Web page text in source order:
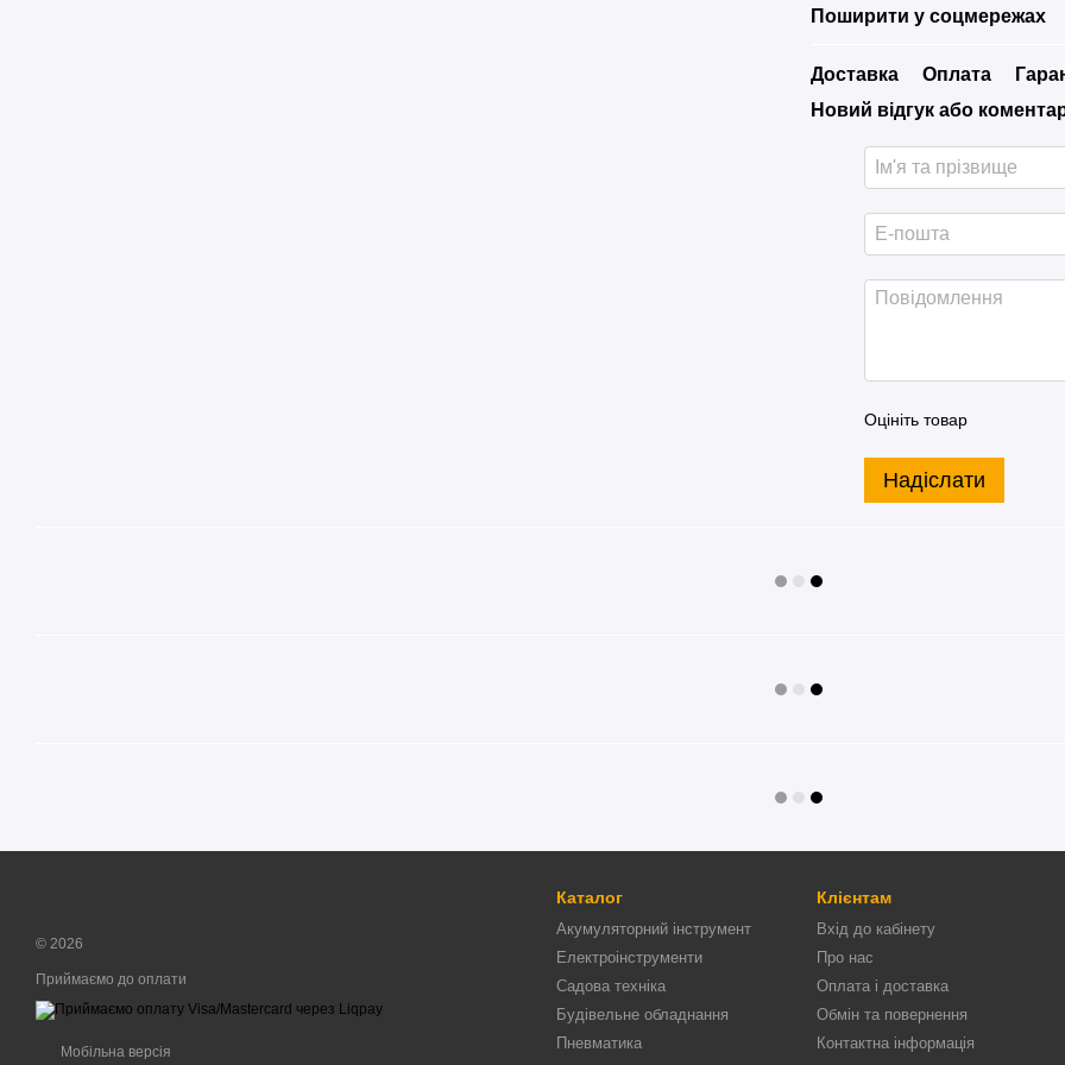
Поширити у соцмережах
Доставка Оплата
Новий відгук або
Оцініть товар
Надіслати
© 2026
Приймаємо до оплати
Мобільна версія
Каталог
Акумуляторний інструмент
Електроінструменти
Садова техніка
Будівельне обладнання
Пневматика
Клієнтам
Вхід до кабінету
Про нас
Оплата і доставка
Обмін та повернення
Контактна інформація